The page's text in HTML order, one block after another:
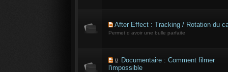
After Effect : Tracking / Rotation du
Permet d avoir une bulle parfaite
Documentaire : Comment filmer
l'impossible